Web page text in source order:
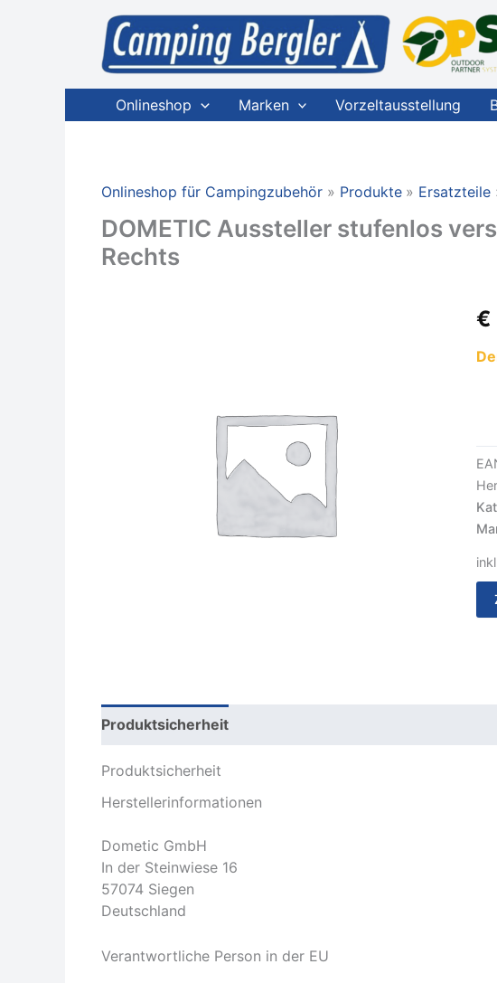
Onlineshop Marken Vorzeltausstellung
Onlineshop für Campingzubehör Produkte Ersatzteile
DOMETIC Aussteller stufenlos
Rechts
€
Produktsicherheit
Produktsicherheit
Herstellerinformationen
Dometic GmbH
In der Steinwiese 16
57074 Siegen
Deutschland
Verantwortliche Person in der EU